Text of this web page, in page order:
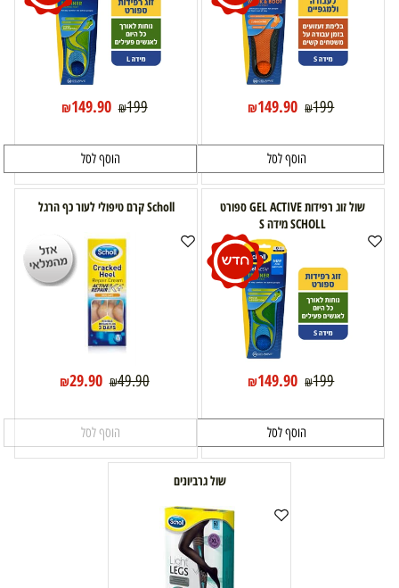
₪199
₪149.90
הוסף לסל
₪199
₪149.90
הוסף לסל
שול זוג רפידות GEL ACTIVE ספורט
SCHOLL מידה S
₪199
₪149.90
הוסף לסל
Scholl קרם טיפולי לעור כף הרגל
₪49.90
₪29.90
הוסף לסל
שול גרביונים